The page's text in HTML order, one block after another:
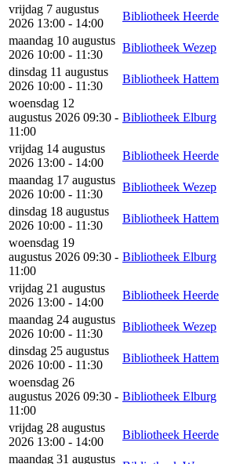
vrijdag 7 augustus
2026 13:00 - 14:00
Bibliotheek Heerde
maandag 10 augustus
2026 10:00 - 11:30
Bibliotheek Wezep
dinsdag 11 augustus
2026 10:00 - 11:30
Bibliotheek Hattem
woensdag 12
augustus 2026 09:30 -
11:00
Bibliotheek Elburg
vrijdag 14 augustus
2026 13:00 - 14:00
Bibliotheek Heerde
maandag 17 augustus
2026 10:00 - 11:30
Bibliotheek Wezep
dinsdag 18 augustus
2026 10:00 - 11:30
Bibliotheek Hattem
woensdag 19
augustus 2026 09:30 -
11:00
Bibliotheek Elburg
vrijdag 21 augustus
2026 13:00 - 14:00
Bibliotheek Heerde
maandag 24 augustus
2026 10:00 - 11:30
Bibliotheek Wezep
dinsdag 25 augustus
2026 10:00 - 11:30
Bibliotheek Hattem
woensdag 26
augustus 2026 09:30 -
11:00
Bibliotheek Elburg
vrijdag 28 augustus
2026 13:00 - 14:00
Bibliotheek Heerde
maandag 31 augustus